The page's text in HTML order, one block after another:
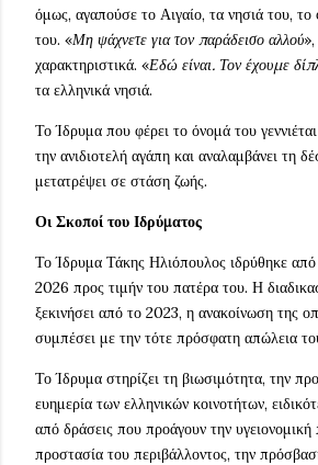
όμως, αγαπούσε το Αιγαίο, τα νησιά του,
του. «Μη ψάχνετε για τον παράδεισο αλλού
χαρακτηριστικά. «Εδώ είναι. Τον έχουμε
τα ελληνικά νησιά.
Το Ίδρυμα που φέρει το όνομά του
την ανιδιοτελή αγάπη και αναλαμβάνει τη
μετατρέψει σε στάση ζωής.
Οι Σκοποί του Ιδρύματος
Το Ίδρυμα Τάκης Ηλιόπουλος ιδρύθηκε
2026 προς τιμήν του πατέρα του. Η
ξεκινήσει από το 2023, η ανακοίνωση της
συμπέσει με την τότε πρόσφατη απώλεια
Το Ίδρυμα στηρίζει τη βιωσιμότητα, την
ευημερία των ελληνικών κοινοτήτων,
από δράσεις που προάγουν την υγειονομική
προστασία του περιβάλλοντος, την